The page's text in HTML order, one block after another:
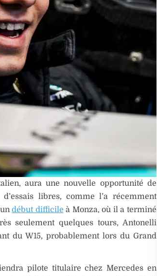
aura une nouvelle opportunité de
libres, comme l’a récemment
undébut difficile à Monza, où il a terminé
seulement quelques tours, Antonelli
du W15, probablement lors du Grand
pilote titulaire chez Mercedes en